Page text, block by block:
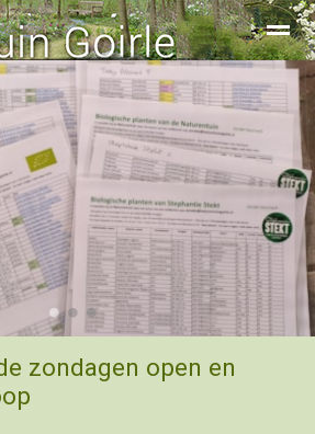
Goirle
Nieuws Agenda
● ● ●
zondagen open en